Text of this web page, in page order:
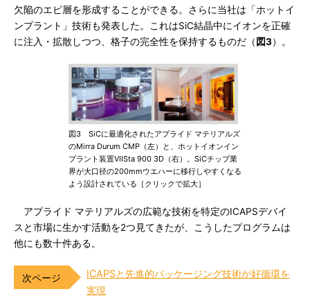
欠陥のエピ層を形成することができる。さらに当社は「ホットイ
ンプラント」技術も発表した。これはSiC結晶中にイオンを正確
に注入・拡散しつつ、格子の完全性を保持するものだ（ 図3）。
図3 SiCに最適化されたアプライド マテリアルズ
のMirra Durum CMP（左）と、ホットイオンイン
プラント装置VIISta 900 3D（右）。SiCチップ業
界が大口径の200mmウエハーに移行しやすくなる
よう設計されている［クリックで拡大］
アプライド マテリアルズの広範な技術を特定のICAPSデバイ
スと市場に生かす活動を2つ見てきたが、こうしたプログラムは
他にも数十件ある。
ICAPSと先進的パッケージング技術が好循環を
実現